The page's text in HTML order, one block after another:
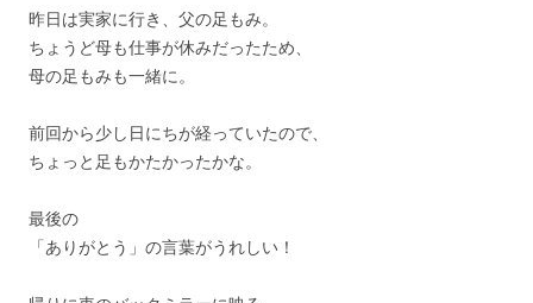
昨日は実家に行き、父の足もみ。
ちょうど母も仕事が休みだったため、
母の足もみも一緒に。
前回から少し日にちが経っていたので、
ちょっと足もかたかったかな。
最後の
「ありがとう」の言葉がうれしい！